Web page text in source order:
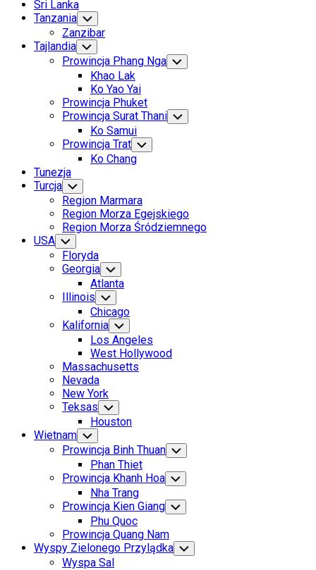
Sri Lanka
Tanzania Toggle
Child
Menu
Zanzibar
Tajlandia Toggle
Child
Menu
Prowincja Phang Nga Toggle
Child
Khao Lak
Ko Yao Yai
Prowincja Phuket
Prowincja Surat Thani Toggle
Child
Ko Samui
Prowincja Trat Toggle
Child
Menu
Ko Chang
Tunezja
Turcja Toggle
Child
Menu
Region Marmara
Region Morza Egejskiego
Region Morza Śródziemnego
USA Toggle
Child
Menu
Floryda
Georgia Toggle
Child
Menu
Atlanta
Illinois Toggle
Child
Menu
Chicago
Kalifornia Toggle
Child
Menu
Los Angeles
West Hollywood
Massachusetts
Nevada
New York
Teksas Toggle
Child
Menu
Houston
Wietnam Toggle
Child
Menu
Prowincja Binh Thuan Toggle
Child
Menu
Phan Thiet
Prowincja Khanh Hoa Toggle
Child
Menu
Nha Trang
Prowincja Kien Giang Toggle
Child
Phu Quoc
Prowincja Quang Nam
Wyspy Zielonego Przylądka Toggle
Child
Wyspa Sal